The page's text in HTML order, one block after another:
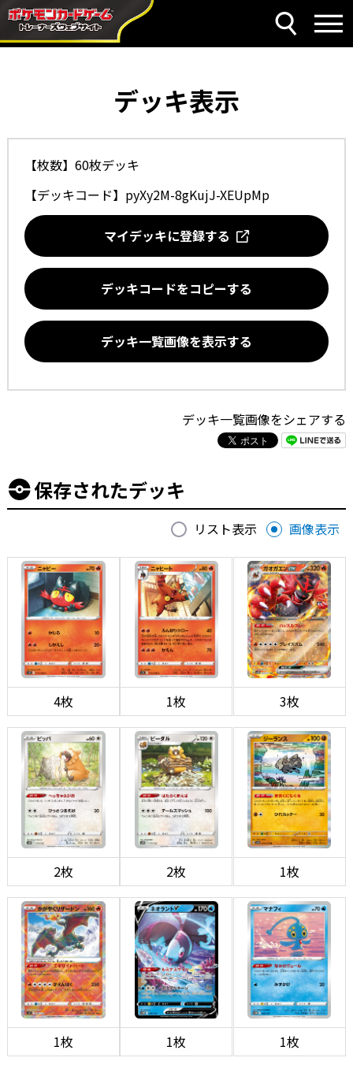
デッキ表示
【枚数】60枚デッキ
【デッキコード】 pyXy2M-8gKujJ-XEUpMp
マイデッキに登録する
デッキコードをコピーする
デッキ一覧画像を表示する
デッキ一覧画像をシェアする
保存されたデッキ
リスト表示 画像表示
4枚 1枚 3枚
2枚 2枚 1枚
1枚 1枚 1枚